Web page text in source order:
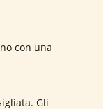
con una
Gli